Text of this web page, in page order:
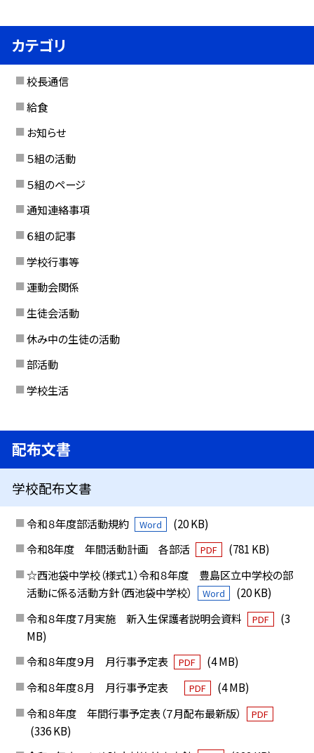
カテゴリ
校長通信
給食
お知らせ
５組の活動
５組のページ
通知連絡事項
６組の記事
学校行事等
運動会関係
生徒会活動
休み中の生徒の活動
部活動
学校生活
配布文書
学校配布文書
令和８年度部活動規約 Word
(20 KB)
令和8年度 年間活動計画 各部活
PDF
(781 KB)
☆西池袋中学校（様式１）令和８年度 豊島区立中学校の部
活動に係る活動方針（西池袋中学校）
Word
(20 KB)
令和８年度７月実施 新入生保護者説明会資料
PDF
(3
MB)
令和８年度９月 月行事予定表
PDF
(4 MB)
令和８年度８月 月行事予定表
PDF
(4 MB)
令和８年度 年間行事予定表（７月配布最新版）
PDF
(336 KB)